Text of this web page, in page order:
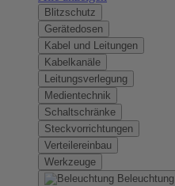
Blitzschutz
Gerätedosen
Kabel und Leitungen
Kabelkanäle
Leitungsverlegung
Medientechnik
Schaltschränke
Steckvorrichtungen
Verteilereinbau
Werkzeuge
Beleuchtung